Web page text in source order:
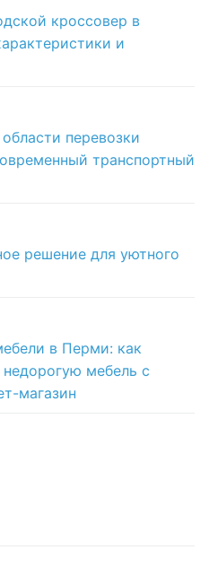
кроссовер в
и
перевозки
транспортный
решение для уютного
в Перми: как
мебель с
магазин